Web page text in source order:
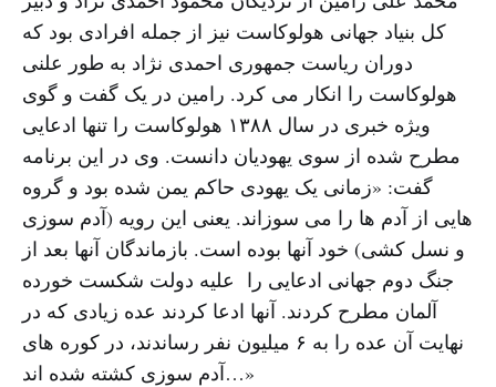
کل بنیاد جهانى هولوکاست نیز از جمله افرادى بود که
دوران ریاست جمهورى احمدى نژاد به طور علنى
هولوکاست را انکار مى کرد. رامین در یک گفت و گوى
ویژه خبرى در سال ١٣٨٨ هولوکاست را تنها ادعایى
مطرح شده از سوى یهودیان دانست. وى در این برنامه
گفت: «زمانى یک یهودى حاکم یمن شده بود و گروه
هایى از آدم ها را مى سوزاند. یعنى این رویه (آدم سوزى
و نسل کشى) خود آنها بوده است. بازماندگان آنها بعد از
جنگ دوم جهانى ادعایى را علیه دولت شکست خورده
آلمان مطرح کردند. آنها ادعا کردند عده زیادى که در
نهایت آن عده را به ۶ میلیون نفر رساندند، در کوره هاى
آدم سوزى کشته شده اند…»